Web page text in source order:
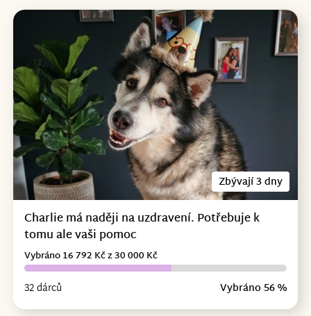
Zbývají 3 dny
Charlie má naději na uzdravení. Potřebuje k
tomu ale vaši pomoc
32 dárců Vybráno 56 %
Vybráno 16 792 Kč z 30 000 Kč